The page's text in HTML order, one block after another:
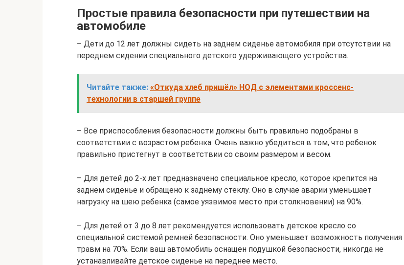
Простые правила безопасности при путешествии на
автомобиле
– Дети до 12 лет должны сидеть на заднем сиденье автомобиля при отсутствии на
переднем сидении специального детского удерживающего устройства.
Читайте также: «Откуда хлеб пришёл» НОД с элементами кроссенс-
технологии в старшей группе
– Все приспособления безопасности должны быть правильно подобраны в
соответствии с возрастом ребенка. Очень важно убедиться в том, что ребенок
правильно пристегнут в соответствии со своим размером и весом.
– Для детей до 2-х лет предназначено специальное кресло, которое крепится на
заднем сиденье и обращено к заднему стеклу. Оно в случае аварии уменьшает
нагрузку на шею ребенка (самое уязвимое место при столкновении) на 90%.
– Для детей от 3 до 8 лет рекомендуется использовать детское кресло со
специальной системой ремней безопасности. Оно уменьшает возможность получения
травм на 70%. Если ваш автомобиль оснащен подушкой безопасности, никогда не
устанавливайте детское сиденье на переднее место.